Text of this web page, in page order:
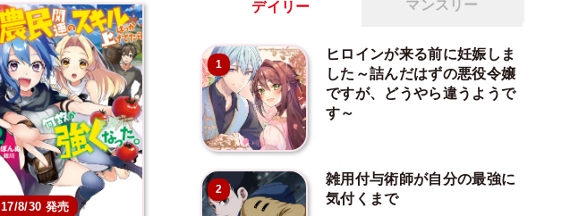
17/8/30 発売
デイリー マンスリー
1
ヒロインが来る前に妊娠しま
した～詰んだはずの悪役令嬢
ですが、どうやら違うようで
す～
2
雑用付与術師が自分の最強に
気付くまで